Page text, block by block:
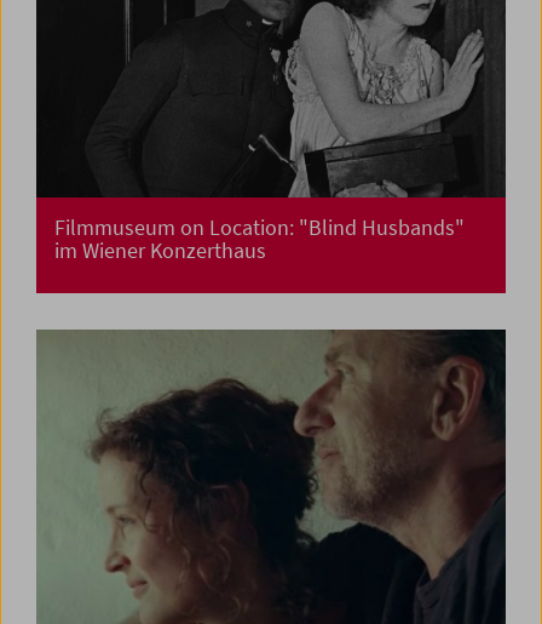
Filmmuseum on Location: "Blind Husbands"
im Wiener Konzerthaus